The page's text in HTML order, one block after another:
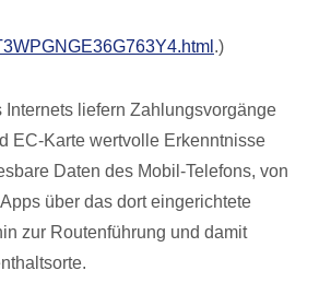
.)
Internets liefern Zahlungsvorgänge
EC-Karte wertvolle Erkenntnisse
Daten des Mobil-Telefons, von
über das dort eingerichtete
zur Routenführung und damit